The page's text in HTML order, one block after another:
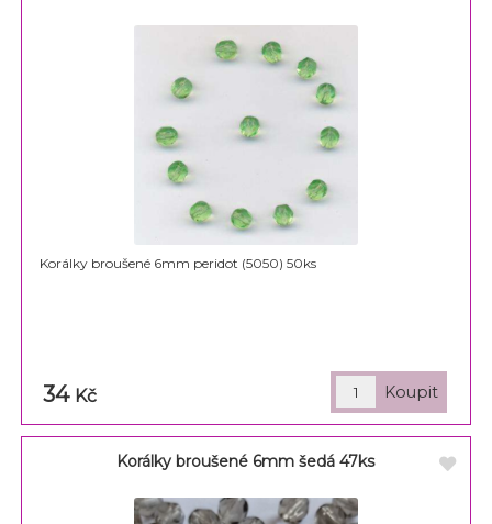
Korálky broušené 6mm peridot (5050) 50ks
34 Kč
Korálky broušené 6mm šedá 47ks